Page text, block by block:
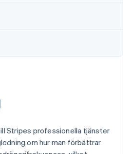
Stripe Sessions 2026
Stripes professionella tjänster
om hur man förbättrar